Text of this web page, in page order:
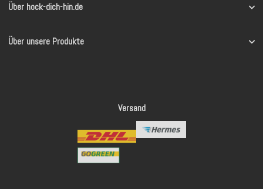
Über hock-dich-hin.de
Über unsere Produkte
Versand